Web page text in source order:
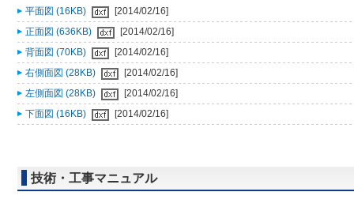
平面図 (16KB)
[2014/02/16]
正面図 (636KB)
[2014/02/16]
背面図 (70KB)
[2014/02/16]
右側面図 (28KB)
[2014/02/16]
左側面図 (28KB)
[2014/02/16]
下面図 (16KB)
[2014/02/16]
技術・工事マニュアル